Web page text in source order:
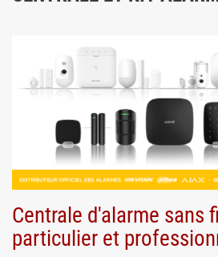
Centrale d'alarme sans
particulier et